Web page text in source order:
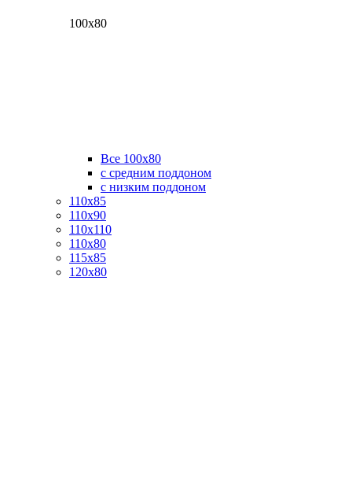
100х80
Все 100х80
с средним поддоном
с низким поддоном
110х85
110х90
110х110
110х80
115х85
120х80